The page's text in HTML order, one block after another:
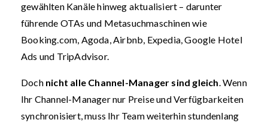
gewählten Kanäle hinweg aktualisiert – darunter
führende OTAs und Metasuchmaschinen wie
Booking.com, Agoda, Airbnb, Expedia, Google Hotel
Ads und TripAdvisor.
Doch nicht alle Channel-Manager sind gleich. Wenn
Ihr Channel-Manager nur Preise und Verfügbarkeiten
synchronisiert, muss Ihr Team weiterhin stundenlang